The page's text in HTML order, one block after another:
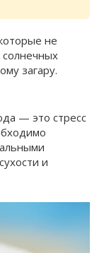
не
загару.
— это стресс
и